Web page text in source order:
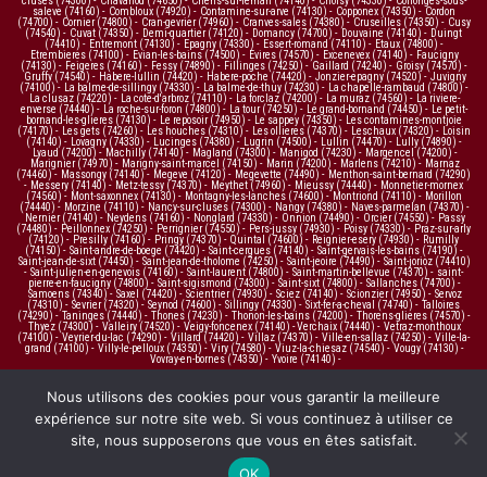
saleve (74160) - Combloux (74920) - Contamine-sur-arve (74130) - Copponex (74350) - Cordon
(74700) - Cornier (74800) - Cran-gevrier (74960) - Cranves-sales (74380) - Cruseilles (74350) - Cusy
(74540) - Cuvat (74350) - Demi-quartier (74120) - Domancy (74700) -Douvaine (74140) - Duingt
(74410) - Entremont (74130) - Epagny (74330) - Essert-romand (74110) - Etaux (74800) -
Etrembieres (74100) - Evian-les-bains (74500) - Evires (74570) - Excenevex (74140) - Faucigny
(74130) - Feigeres (74160) - Fessy (74890) - Fillinges (74250) -Gaillard (74240) - Groisy (74570) -
Gruffy (74540) - Habere-lullin (74420) - Habere-poche (74420) - Jonzier-epagny (74520) -Juvigny
(74100) - La balme-de-sillingy (74330)- La balme-de-thuy (74230) - La chapelle-rambaud (74800) -
La clusaz (74220) - La cote-d'arbroz (74110) - La forclaz (74200) - La muraz (74560) -
La riviere-
enverse (74440) - La roche-sur-foron (74800) - La tour (74250) - Le grand-bornand (74450) -
Le petit-
bornand-les-glieres (74130) - Le reposoir (74950) - Le sappey (74350) -
Les contamines-montjoie
(74170) - Les gets (74260) - Les houches (74310) - Les ollieres (74370) - Leschaux (74320) -
Loisin
(74140) - Lovagny (74330) - Lucinges (74380) - Lugrin (74500) - Lullin (74470) - Lully (74890) -
Lyaud (74200) - Machilly (74140) - Magland (74300) - Manigod (74230) - Margencel (74200)-
Marignier (74970) - Marigny-saint-marcel (74150) - Marin (74200) - Marlens (74210) - Marnaz
(74460) - Massongy (74140) - Megeve (74120)- Megevette (74490) -Menthon-saint-bernard (74290)
- Messery (74140) - Metz-tessy (74370) - Meythet (74960)- Mieussy (74440) - Monnetier-mornex
(74560) - Mont-saxonnex (74130) - Montagny-les-lanches (74600) - Montriond (74110) - Morillon
(74440) - Morzine (74110) - Nancy-sur-cluses (74300) - Nangy (74380) - Naves-parmelan (74370) -
Nernier (74140) - Neydens (74160) - Nonglard (74330) - Onnion (74490) - Orcier (74550) - Passy
(74480) - Peillonnex (74250) - Perrignier (74550)- Pers-jussy (74930) - Poisy (74330) - Praz-sur-arly
(74120) - Presilly (74160) - Pringy (74370) - Quintal (74600)- Reignier-esery (74930) - Rumilly
(74150)- Saint-andre-de-boege (74420) - Saint-cergues (74140) - Saint-gervais-les-bains (74190) -
Saint-jean-de-sixt (74450) - Saint-jean-de-tholome (74250) - Saint-jeoire (74490) - Saint-jorioz (74410)
- Saint-julien-en-genevois (74160) - Saint-laurent (74800) - Saint-martin-bellevue (74370) - saint-
pierre-en-faucigny (74800) - Saint-sigismond (74300) - Saint-sixt (74800) - Sallanches (74700) -
Samoens (74340) - Saxel (74420) - Scientrier (74930) - Sciez (74140) - Scionzier (74950) - Servoz
(74310) - Sevrier (74320) -Seynod (74600) - Sillingy (74330) - Sixt-fer-a-cheval (74740) - Talloires
(74290) -Taninges (74440) - Thones (74230) - Thonon-les-bains (74200) - Thorens-glieres (74570) -
Thyez (74300) - Valleiry (74520) - Veigy-foncenex (74140) -Verchaix (74440) - Vetraz-monthoux
(74100) -Veyrier-du-lac (74290) - Villard (74420) - Villaz (74370) - Ville-en-sallaz (74250) - Ville-la-
grand (74100) - Villy-le-pelloux (74350) - Viry (74580) - Viuz-la-chiesaz (74540) - Vougy (74130) -
Vovray-en-bornes (74350)- Yvoire (74140) -
Nous utilisons des cookies pour vous garantir la meilleure
expérience sur notre site web. Si vous continuez à utiliser ce
site, nous supposerons que vous en êtes satisfait.
OK